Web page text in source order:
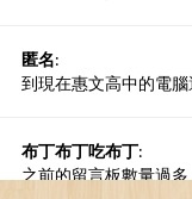
匿名:
到現在惠文高中的電
布丁布丁吃布丁:
之前的留言板數量過